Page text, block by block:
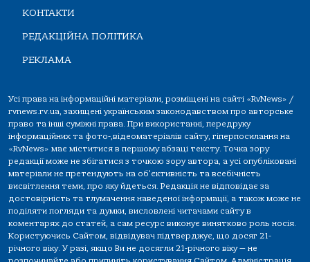
КОНТАКТИ
РЕДАКЦІЙНА ПОЛІТИКА
РЕКЛАМА
Усі права на інформаційні матеріали, розміщені на сайті «RvNews» /
rvnews.rv.ua, захищені українським законодавством про авторське
право та інші суміжні права. При використанні, передруку
інформаційних та фото-,відеоматеріалів сайту, гіперпосилання на
«RvNews» має міститися в першому абзаці тексту. Точка зору
редакції може не збігатися з точкою зору автора, а усі опубліковані
матеріали не претендують на об'єктивність та всебічність
висвітлення теми, про яку йдеться. Редакція не відповідає за
достовірність та тлумачення наведеної інформації, а також може не
поділяти погляди та думки, висловлені читачами сайту в
коментарях до статей, а сам ресурс виконує винятково роль носія.
Користуючись Сайтом, відвідувач підтверджує, що досяг 21-
річного віку. У разі, якщо Ви не досягли 21-річного віку — не